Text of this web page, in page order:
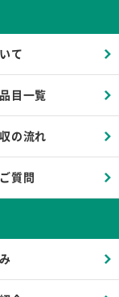
て
目一覧
の流れ
質問